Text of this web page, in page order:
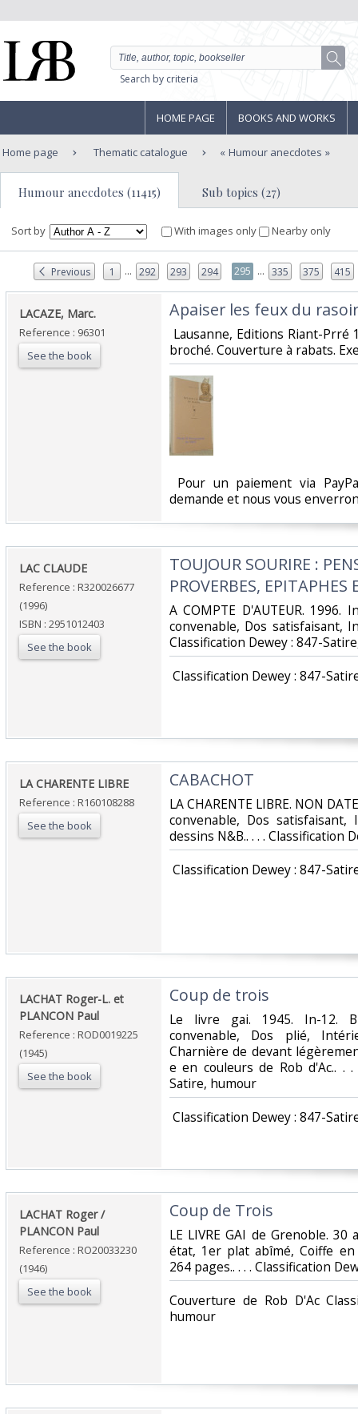
Search by criteria
HOME PAGE BOOKS AND WORKS
Home page Thematic catalogue Humour anecdotes
Humour anecdotes (11415) Sub topics (27)
Sort by With images only Nearby only
Previous 1 ... 292 293 294 295 ... 335 375 415
‎LACAZE, Marc.‎
Reference : 96301
See the book
‎Apaiser les feux du
Lausanne, Editions Riant-Prré
broché. Couverture à rabats.
Pour un paiement via
demande et nous vous
‎LAC CLAUDE‎
Reference : R320026677
(1996)
ISBN : 2951012403
See the book
‎TOUJOUR SOURIRE :
PROVERBES, EPITAPHES
‎A COMPTE D'AUTEUR. 1996.
convenable, Dos satisfaisant,
Classification Dewey : 847-
Classification Dewey : 847-
‎LA CHARENTE LIBRE‎
Reference : R160108288
See the book
‎CABACHOT‎
‎LA CHARENTE LIBRE. NON
convenable, Dos
dessins N&B.. . . . Classification
Classification Dewey : 847-
‎LACHAT Roger-L. et
PLANCON Paul‎
Reference : ROD0019225
(1945)
See the book
‎Coup de trois‎
‎Le livre gai. 1945. In-12.
convenable, Dos plié,
Charnière de devant
e en couleurs de Rob d'Ac.. .
Satire, humour‎
Classification Dewey : 847-
‎LACHAT Roger /
PLANCON Paul‎
Reference : RO20033230
(1946)
See the book
‎Coup de Trois‎
‎LE LIVRE GAI de Grenoble.
état, 1er plat abîmé, Coiffe
264 pages.. . . . Classification
‎Couverture de Rob D'Ac
humour‎